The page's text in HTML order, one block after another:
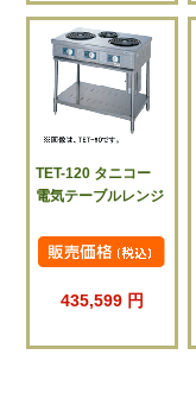
TET-120 タニコー
電気テーブルレンジ
435,599 円